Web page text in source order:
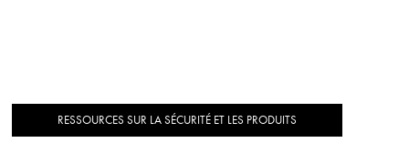
RESSOURCES SUR LA SÉCURITÉ ET LES PRODUITS